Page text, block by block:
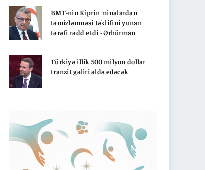
BMT-nin Kiprin minalardan
təmizlənməsi təklifini yunan
tərəfi rədd etdi - Ərhürman
Türkiyə illik 500 milyon dollar
tranzit gəliri əldə edəcək